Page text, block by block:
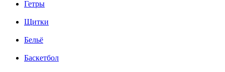
Гетры
Щитки
Бельё
Баскетбол